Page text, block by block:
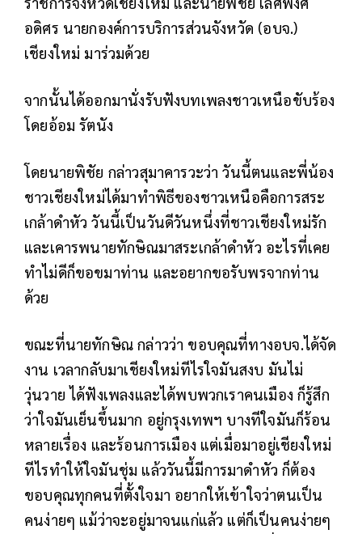
อดิศร นายกองค์การบริการส่วนจังหวัด (อบจ.)
เชียงใหม่ มาร่วมด้วย
จากนั้นได้ออกมานั่งรับฟังบทเพลงชาวเหนือขับร้อง
โดยอ้อม รัตนัง
โดยนายพิชัย กล่าวสุมาคารวะว่า วันนี้ตนและพี่น้อง
ชาวเชียงใหม่ได้มาทำพิธีของชาวเหนือคือการสระ
เกล้าดำหัว วันนี้เป็นวันดีวันหนึ่งที่ชาวเชียงใหม่รัก
และเคารพนายทักษิณมาสระเกล้าดำหัว อะไรที่เคย
ทำไม่ดีก็ขอขมาท่าน และอยากขอรับพรจากท่าน
ด้วย
ขณะที่นายทักษิณ กล่าวว่า ขอบคุณที่ทางอบจ.ได้จัด
งาน เวลากลับมาเชียงใหม่ทีไรใจมันสงบ มันไม่
วุ่นวาย ได้ฟังเพลงและได้พบพวกเราคนเมือง ก็รู้สึก
ว่าใจมันเย็นขึ้นมาก อยู่กรุงเทพฯ บางทีใจมันก็ร้อน
หลายเรื่อง และร้อนการเมือง แต่เมื่อมาอยู่เชียงใหม่
ทีไรทำให้ใจมันชุ่ม แล้ววันนี้มีการมาดำหัว ก็ต้อง
ขอบคุณทุกคนที่ตั้งใจมา อยากให้เข้าใจว่าตนเป็น
คนง่ายๆ แม้ว่าจะอยู่มาจนแก่แล้ว แต่ก็เป็นคนง่ายๆ